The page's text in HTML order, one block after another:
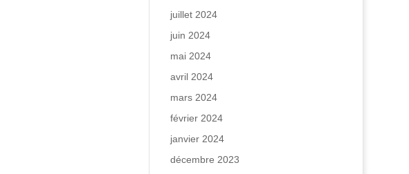
juillet 2024
juin 2024
mai 2024
avril 2024
mars 2024
février 2024
janvier 2024
décembre 2023